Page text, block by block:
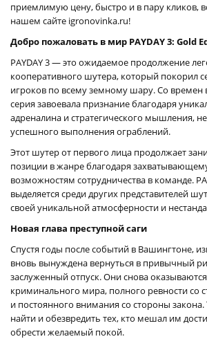
приемлимую цену, быстро и в пару кликов,
нашем сайте igronovinka.ru!
Добро пожаловать в мир PAYDAY 3: Gold
PAYDAY 3 — это ожидаемое продолжение
кооперативного шутера, который покорил
игроков по всему земному шару. Со времен
серия завоевала признание благодаря
адреналина и стратегического мышления,
успешного выполнения ограблений.
Этот шутер от первого лица продолжает
позиции в жанре благодаря
возможностям сотрудничества в команде.
выделяется среди других представителей
своей уникальной атмосферности и
Новая глава преступной саги
Спустя годы после событий в Вашингтоне,
вновь вынуждена вернуться в привычный
заслуженный отпуск. Они снова
криминального мира, полного ревности со
и постоянного внимания со стороны
найти и обезвредить тех, кто мешал им
обрести желаемый покой.